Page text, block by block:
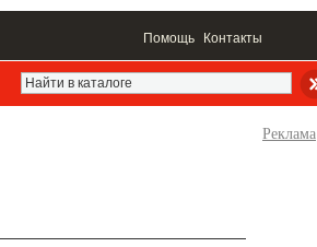
Помощь Контакты
Реклама